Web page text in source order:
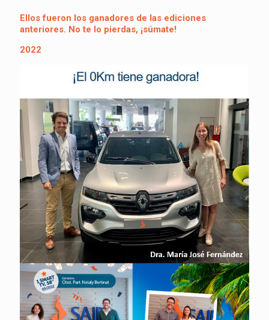
Ellos fueron los ganadores de las ediciones
anteriores. No te lo pierdas, ¡súmate!
2022